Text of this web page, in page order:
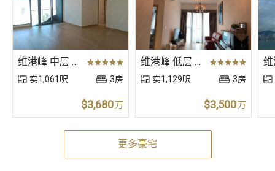
维港峰 中层 C室
实1,061呎 3房
$3,680万
维港峰 低层 A室
实1,129呎 3房
$3,500万
更多豪宅